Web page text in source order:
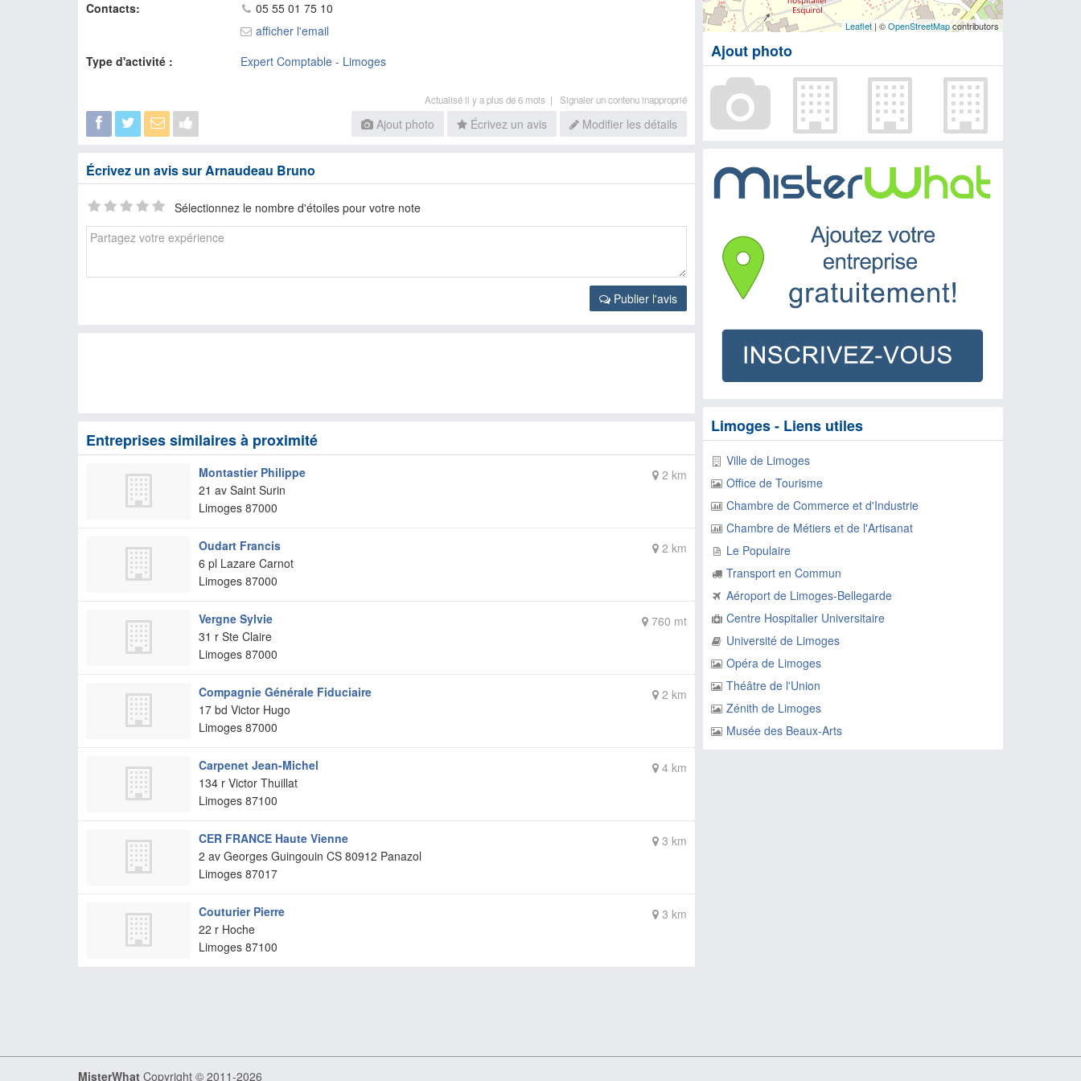
Contacts:
05 55 01 75 10
afficher l'email
Type d'activité :
Expert Comptable - Limoges
Actualisé il y a plus de 6 mois | Signaler un contenu inapproprié
Ajout photo Écrivez un avis Modifier les détails
Écrivez un avis sur Arnaudeau Bruno
Sélectionnez le nombre d'étoiles pour votre note
Publier l'avis
Entreprises similaires à proximité
2 km
Montastier Philippe
21 av Saint Surin
Limoges 87000
2 km
Oudart Francis
6 pl Lazare Carnot
Limoges 87000
760 mt
Vergne Sylvie
31 r Ste Claire
Limoges 87000
2 km
Compagnie Générale Fiduciaire
17 bd Victor Hugo
Limoges 87000
4 km
Carpenet Jean-Michel
134 r Victor Thuillat
Limoges 87100
3 km
CER FRANCE Haute Vienne
2 av Georges Guingouin CS 80912 Panazol
Limoges 87017
3 km
Couturier Pierre
22 r Hoche
Limoges 87100
Leaflet| ©OpenStreetMapcontributors
Ajout photo
Limoges - Liens utiles
Ville de Limoges
Office de Tourisme
Chambre de Commerce et d'Industrie
Chambre de Métiers et de l'Artisanat
Le Populaire
Transport en Commun
Aéroport de Limoges-Bellegarde
Centre Hospitalier Universitaire
Université de Limoges
Opéra de Limoges
Théâtre de l'Union
Zénith de Limoges
Musée des Beaux-Arts
MisterWhat Copyright © 2011-2026